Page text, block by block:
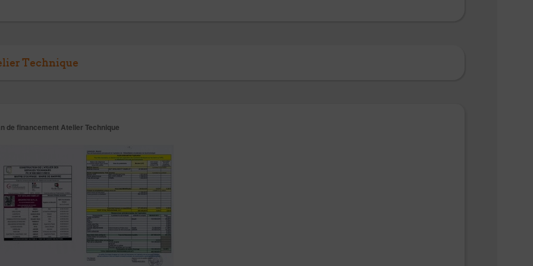
Technique
de financement Atelier Technique